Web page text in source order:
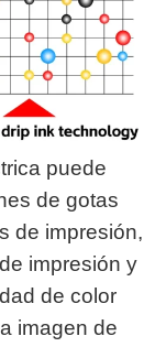
puede
de gotas
de impresión,
impresión y
de color
imagen de